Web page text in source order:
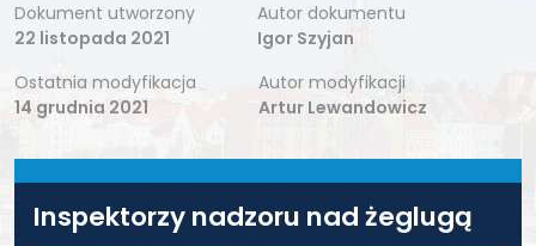
Dokument utworzony
22 listopada 2021
Autor dokumentu
Igor Szyjan
Ostatnia modyfikacja
14 grudnia 2021
Autor modyfikacji
Artur Lewandowicz
Inspektorzy nadzoru nad żeglugą